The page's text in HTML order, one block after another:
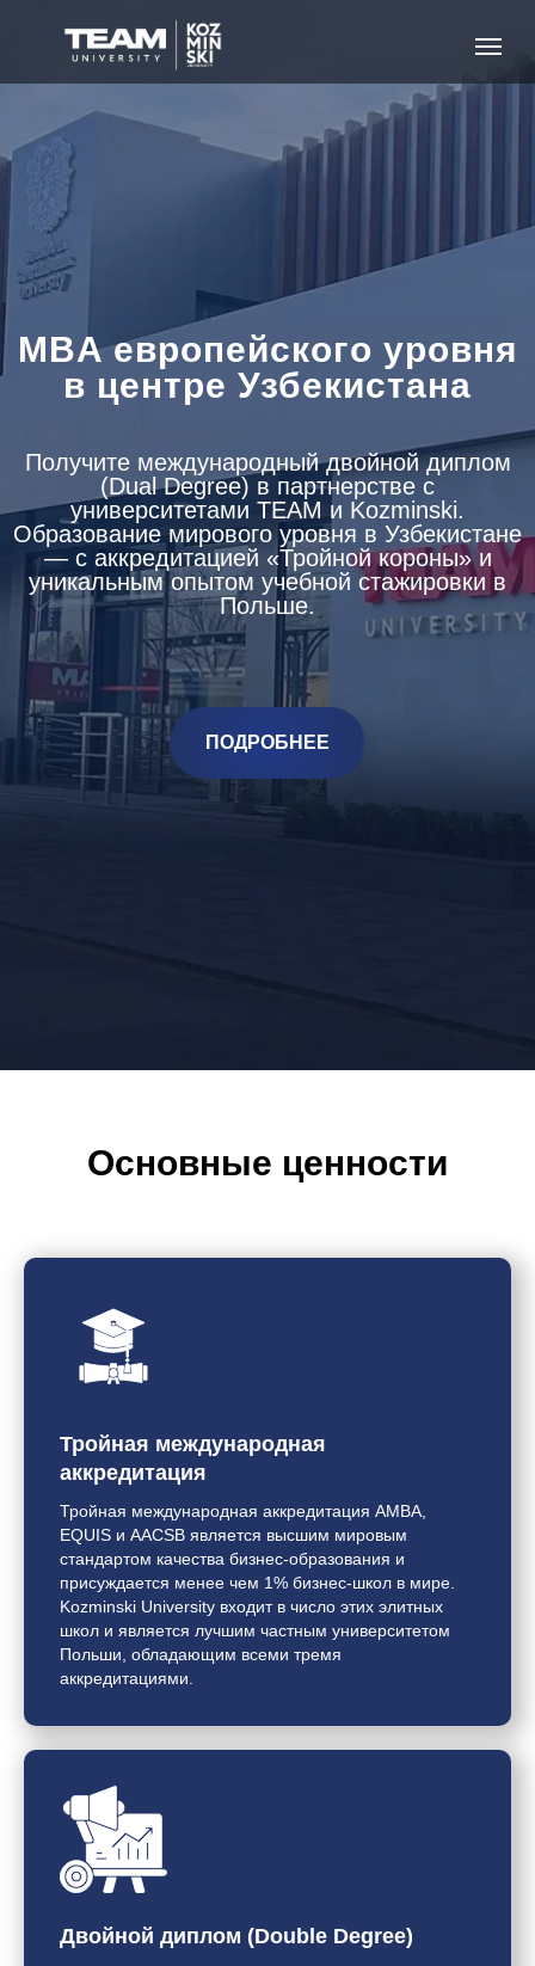
MBA европейского уровня
в центре Узбекистана
Получите международный двойной диплом
(Dual Degree) в партнерстве с
университетами TEAM и Kozminski.
Образование мирового уровня в Узбекистане
— с аккредитацией «Тройной короны» и
уникальным опытом учебной стажировки в
Польше.
ПОДРОБНЕЕ
Основные ценности
Тройная международная
аккредитация
Тройная международная аккредитация AMBA,
EQUIS и AACSB является высшим мировым
стандартом качества бизнес-образования и
присуждается менее чем 1% бизнес-школ в мире.
Kozminski University входит в число этих элитных
школ и является лучшим частным университетом
Польши, обладающим всеми тремя
аккредитациями.
Двойной диплом (Double Degree)